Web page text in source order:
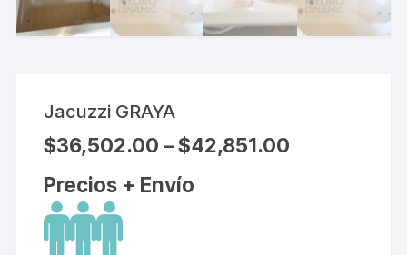
Jacuzzi GRAYA
$36,502.00 –$42,851.00